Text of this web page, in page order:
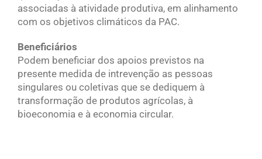
associadas à atividade produtiva, em alinhamento
com os objetivos climáticos da PAC.
Beneficiários
Podem beneficiar dos apoios previstos na
presente medida de intrevenção as pessoas
singulares ou coletivas que se dediquem à
transformação de produtos agrícolas, à
bioeconomia e à economia circular.